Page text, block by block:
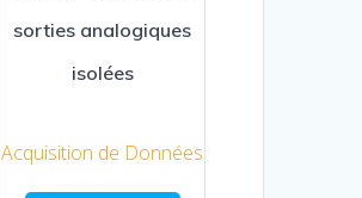
sorties analogiques
isolées
Acquisition de Données